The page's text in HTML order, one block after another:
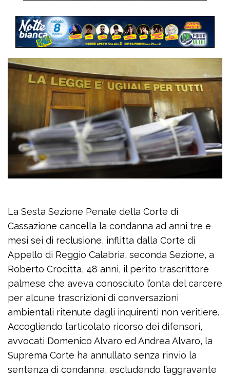
La Sesta Sezione Penale della Corte di
Cassazione cancella la condanna ad anni tre e
mesi sei di reclusione, inflitta dalla Corte di
Appello di Reggio Calabria, seconda Sezione, a
Roberto Crocitta, 48 anni, il perito trascrittore
palmese che aveva conosciuto l’onta del carcere
per alcune trascrizioni di conversazioni
ambientali ritenute dagli inquirenti non veritiere.
Accogliendo l’articolato ricorso dei difensori,
avvocati Domenico Alvaro ed Andrea Alvaro, la
Suprema Corte ha annullato senza rinvio la
sentenza di condanna, escludendo l’aggravante